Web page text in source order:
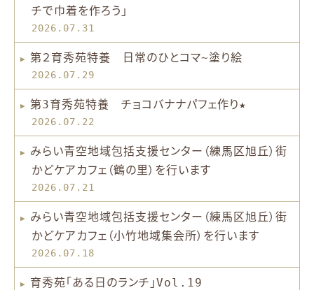
チで巾着を作ろう」
2026.07.31
第２育秀苑特養 日常のひとコマ~塗り絵
2026.07.29
第3育秀苑特養 チョコバナナパフェ作り★
2026.07.22
みらい青空地域包括支援センター（練馬区旭丘）街
かどケアカフェ（鶴の里）を行います
2026.07.21
みらい青空地域包括支援センター（練馬区旭丘）街
かどケアカフェ（小竹地域集会所）を行います
2026.07.18
育秀苑「ある日のランチ」Vol.19